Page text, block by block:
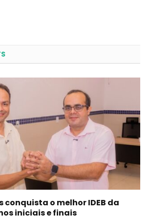
conquista o melhor IDEB da
iniciais e finais